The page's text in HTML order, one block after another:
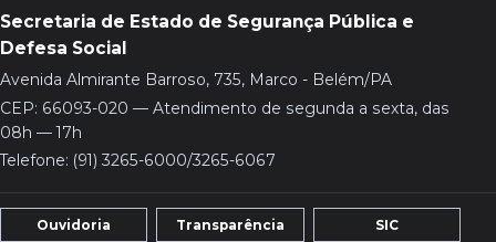
Secretaria de Estado de Segurança Pública e
Defesa Social
Avenida Almirante Barroso, 735, Marco - Belém/PA
CEP: 66093-020 — Atendimento de segunda a sexta, das
08h — 17h
Telefone: (91) 3265-6000/3265-6067
Ouvidoria Transparência SIC